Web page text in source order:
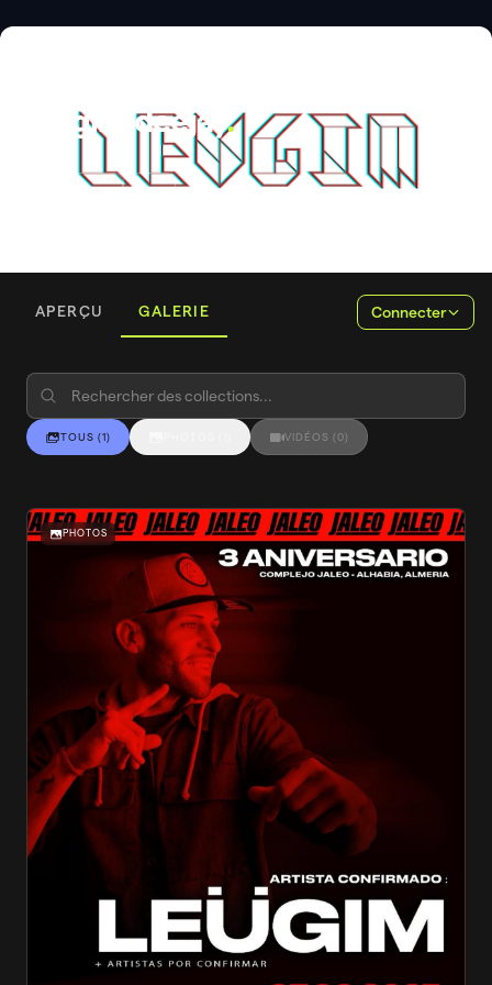
Leugīm deejay.
APERÇU GALERIE Connecter
TOUS (1) VIDÉOS (0)
PHOTOS